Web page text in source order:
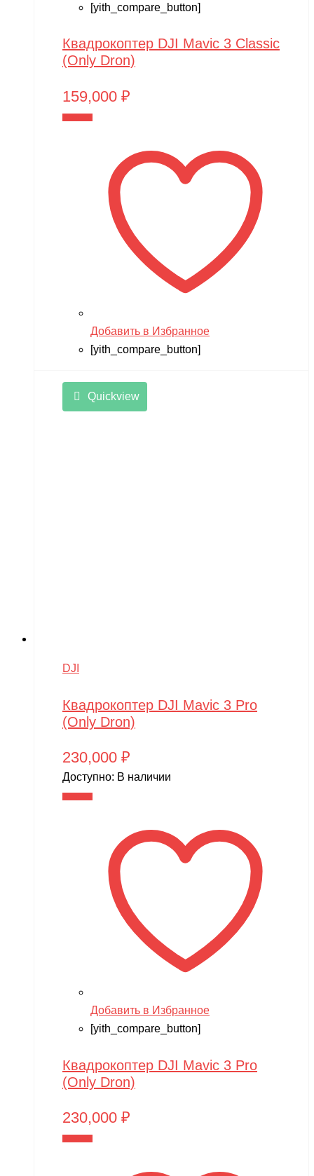
[yith_compare_button]
Квадрокоптер DJI Mavic 3 Classic
(Only Dron)
159,000 ₽
Добавить в Избранное
[yith_compare_button]
Quickview
DJI
Квадрокоптер DJI Mavic 3 Pro
(Only Dron)
230,000 ₽
Доступно: В наличии
Добавить в Избранное
[yith_compare_button]
Квадрокоптер DJI Mavic 3 Pro
(Only Dron)
230,000 ₽